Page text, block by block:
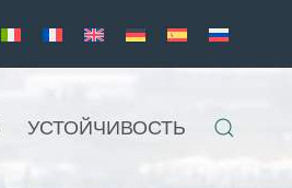
УСТОЙЧИВОСТЬ